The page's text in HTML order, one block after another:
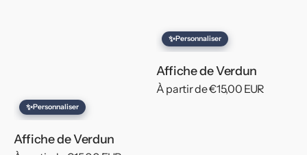
✨Personnaliser
Affiche de Verdun
✨Personnaliser
Affiche de Verdun
Prix
À partir de €15,00 EUR